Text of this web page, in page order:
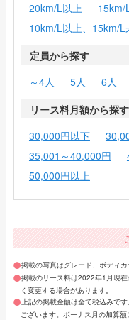
20km/L以上
15km/
10km/L以上、15km/L
定員から探す
～4人
5人 6人
リース料月額から探す
30,000円以下
35,001～40,000円
50,000円以上
掲載の写真はグレード、ボディ
掲載のリース料は2022年1月現
く変更する場合があります。
上記の掲載金額は全て税込みで
ございます。ボーナス月の加算